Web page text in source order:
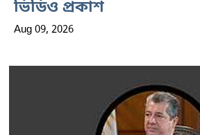
ভিডিও প্রকাশ
Aug 09, 2026